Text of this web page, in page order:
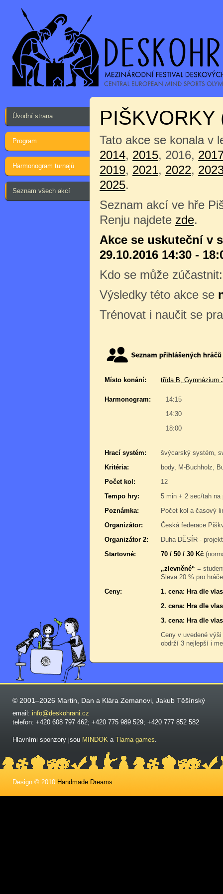
Úvodní strana
Program
Harmonogram turnajů
Seznam všech akcí
PIŠKVORKY
Tato akce se konala v
2014, 2015, 2016,
2019, 2021, 2022,
2025.
Seznam akcí ve hře
Renju najdete zde.
Akce se uskuteční v
29.10.2016 14:30 -
Kdo se může
Výsledky této akce se
Trénovat i naučit se
Místo konání: třída B, Gymnázium
Harmonogram:
14:15
14:30
18:00
Hrací systém:
švýcarský systém,
Kritéria:
body, M-Buchholz,
Počet kol:
12
Tempo hry:
5 min + 2 sec/tah na
Poznámka:
Počet kol a časový
Organizátor:
Česká federace
Organizátor 2:
Duha DĚSÍR -
Startovné:
70 / 50 / 30 Kč
„zlevněné“ =
Sleva 20 % pro
Ceny:
1. cena: Hra dle
2. cena: Hra dle
3. cena: Hra dle
Ceny v uvedené
obdrží 3 nejlepší i
© 2001–2026 Martin, Dan a Klára Zemanovi, Jakub Těšínský
email: info@deskohrani.cz
telefon: +420 608 797 462; +420 775 989 529; +420 777 852 582
Hlavními sponzory jsou MINDOK a Tlama games.
Design © 2010 Handmade Dreams